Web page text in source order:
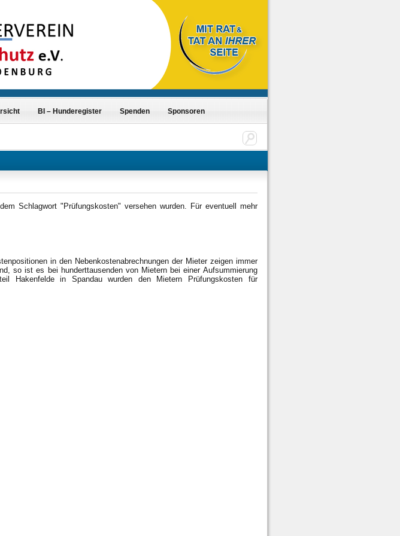
BI – Hunderegister Spenden Sponsoren
Schlagwort "Prüfungskosten" versehen wurden. Für eventuell mehr
in den Nebenkostenabrechnungen der Mieter zeigen immer
so ist es bei hunderttausenden von Mietern bei einer Aufsummierung
Hakenfelde in Spandau wurden den Mietern Prüfungskosten für